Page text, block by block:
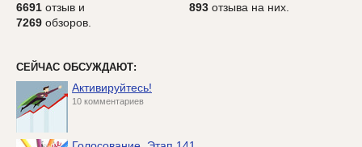
6691 отзыв и
7269 обзоров.
893 отзыва на них.
СЕЙЧАС ОБСУЖДАЮТ:
Активируйтесь!
10 комментариев